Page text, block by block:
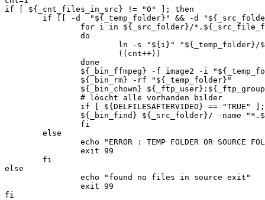
if [ ${_cnt_files_in_src} != "0" ]; then
if [[ -d  "${_temp_folder}" && -d
for i in ${_src_folder}/
                do
ln -s "${i}"
                        ((cnt++))
                done
${_bin_ffmpeg} -f image2 -i
                ${_bin_rm} -rf "${_temp_folder}"
${_bin_chown}
                # löscht alle vorhanden bilder
if [ ${DELFILESAFTERVIDEO} == "TRUE"
${_bin_find} ${_src_folder}/ -name
                fi
        else
echo "ERROR : TEMP FOLDER OR SOURCE
                exit 99
        fi
else
                echo "found no files in source exit"
                exit 99
fi